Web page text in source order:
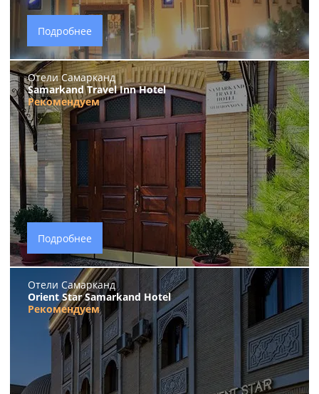
Подробнее
Отели Самарканд
Samarkand Travel Inn Hotel
Рекомендуем
Подробнее
Отели Самарканд
Orient Star Samarkand Hotel
Рекомендуем